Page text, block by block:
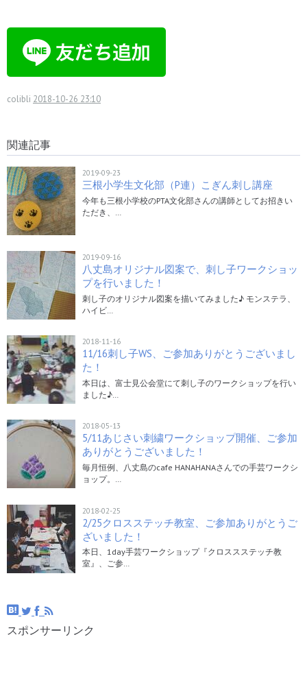
colibli 2018-10-26 23:10
関連記事
2019-09-23
三根小学生文化部（P連）こぎん刺し講座
今年も三根小学校のPTA文化部さんの講師としてお招きい
ただき、…
2019-09-16
八丈島オリジナル図案で、刺し子ワークショッ
プを行いました！
刺し子のオリジナル図案を描いてみました♪ モンステラ、
ハイビ…
2018-11-16
11/16刺し子WS、ご参加ありがとうございまし
た！
本日は、富士見公会堂にて刺し子のワークショップを行い
ました♪…
2018-05-13
5/11あじさい刺繍ワークショップ開催、ご参加
ありがとうございました！
毎月恒例、八丈島のcafe HANAHANAさんでの手芸ワークシ
ョップ。…
2018-02-25
2/25クロスステッチ教室、ご参加ありがとうご
ざいました！
本日、1day手芸ワークショップ『クロススステッチ教
室』、ご参…
スポンサーリンク